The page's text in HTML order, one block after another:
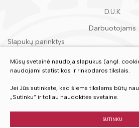
D.U.K
Darbuotojams
Slapukų parinktys
Įvertinkite mūsų
Mūsų svetainė naudoja slapukus (angl.
naudojami statistikos ir rinkodaros tikslais.
Jei Jūs sutinkate, kad šiems tikslams būtų
„Sutinku“ ir toliau naudokitės svetaine.
SUTINKU